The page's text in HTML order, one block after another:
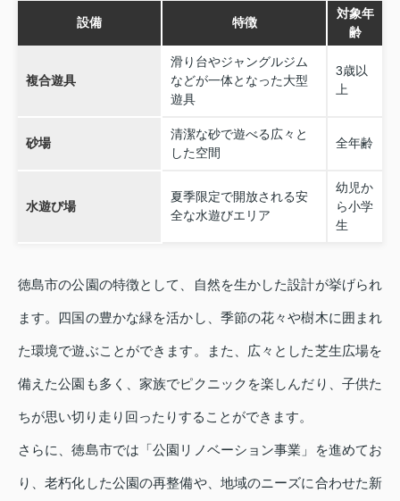
設備 特徴
対象年
齢
複合遊具
滑り台やジャングルジム
などが一体となった大型
遊具
3歳以
上
砂場
清潔な砂で遊べる広々と
した空間
全年齢
水遊び場
夏季限定で開放される安
全な水遊びエリア
幼児か
ら小学
生
徳島市の公園の特徴として、自然を生かした設計が挙げられ
ます。四国の豊かな緑を活かし、季節の花々や樹木に囲まれ
た環境で遊ぶことができます。また、広々とした芝生広場を
備えた公園も多く、家族でピクニックを楽しんだり、子供た
ちが思い切り走り回ったりすることができます。
さらに、徳島市では「公園リノベーション事業」を進めてお
り、老朽化した公園の再整備や、地域のニーズに合わせた新